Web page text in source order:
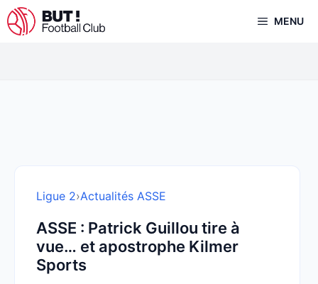
Aller
au
MENU
Ligue 2›Actualités ASSE
ASSE : Patrick Guillou tire à
vue… et apostrophe Kilmer
Sports